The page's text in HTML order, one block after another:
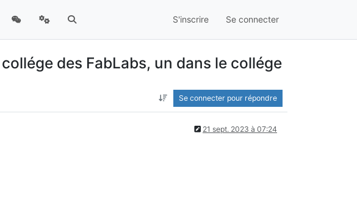
S'inscrire Se connecter
des FabLabs, un dans le collége
Se connecter pour répondre
21 sept. 2023 à 07:24